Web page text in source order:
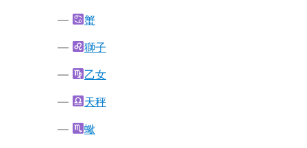
蟹
獅子
乙女
天秤
蠍